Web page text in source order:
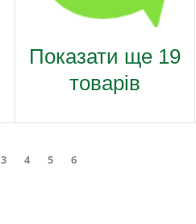
Показати ще 19
товарів
3 4 5 6